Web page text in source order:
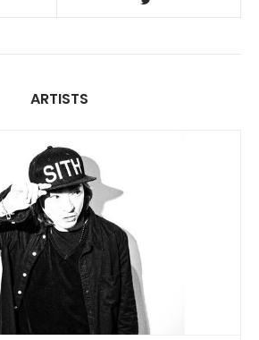
ARTISTS